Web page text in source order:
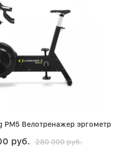
PM5 Велотренажер эргометр
руб. 280 000 руб.